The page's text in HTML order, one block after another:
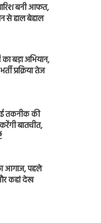
बनी आफत,
से हाल बेहाल
का बड़ा अभियान,
प्रक्रिया तेज
तकनीक की
बातचीत,
आगाज, पहले
कहां देख